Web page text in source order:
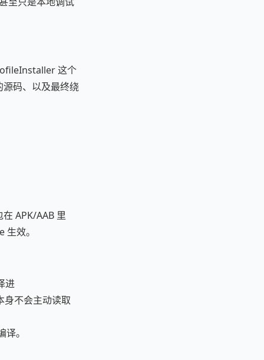
这个
码、以及最终绕
APK/AAB 里
效。
进
不会主动读取
译。